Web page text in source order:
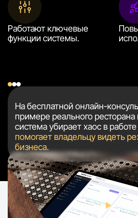
На бесплатной онлайн-
примере реального
система убирает хаос в
помогает владельцу видеть
бизнеса.
Работают ключевые
функции системы.